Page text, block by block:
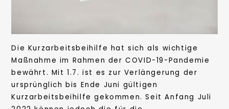
Die Kurzarbeitsbeihilfe hat sich als wichtige
Maßnahme im Rahmen der COVID-19-Pandemie
bewährt. Mit 1.7. ist es zur Verlängerung der
ursprünglich bis Ende Juni gültigen
Kurzarbeitsbeihilfe gekommen. Seit Anfang Juli